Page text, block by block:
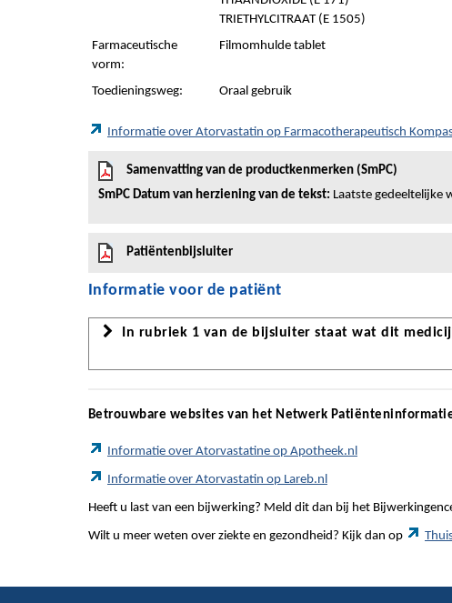
TRIETHYLCITRAAT (E 1505)
Farmaceutische
vorm:
Filmomhulde tablet
Toedieningsweg: Oraal gebruik
Informatie over Atorvastatin op Farmacotherapeutisch
Samenvatting van de productkenmerken (SmPC)
SmPC Datum van herziening van de tekst: Laatste gedeeltelijke
Patiëntenbijsluiter
Informatie voor de patiënt
In rubriek 1 van de bijsluiter staat wat dit
Betrouwbare websites van het Netwerk
Informatie over Atorvastatine op Apotheek.nl
Informatie over Atorvastatin op Lareb.nl
Heeft u last van een bijwerking? Meld dit dan bij het
Wilt u meer weten over ziekte en gezondheid? Kijk dan op